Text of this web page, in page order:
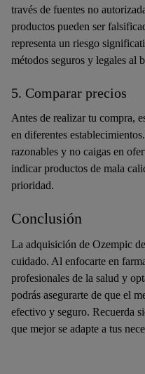
través de fuentes no
productos pueden ser
representa un riesgo
métodos seguros y legales al
5. Comparar precios
Antes de realizar tu compra,
en diferentes
razonables y no caigas en
indicar productos de mala
prioridad.
Conclusión
La adquisición de Ozempic
cuidado. Al enfocarte en
profesionales de la salud y
podrás asegurarte de que el
efectivo y seguro. Recuerda
que mejor se adapte a tus